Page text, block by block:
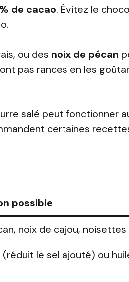
de cacao. Évitez le
ou des noix de pécan
pas rances en les
salé peut fonctionner
certaines
possible
noix de cajou, noisettes
(réduit le sel ajouté) ou